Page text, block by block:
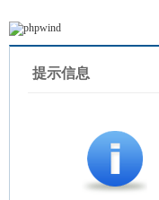
提示信息